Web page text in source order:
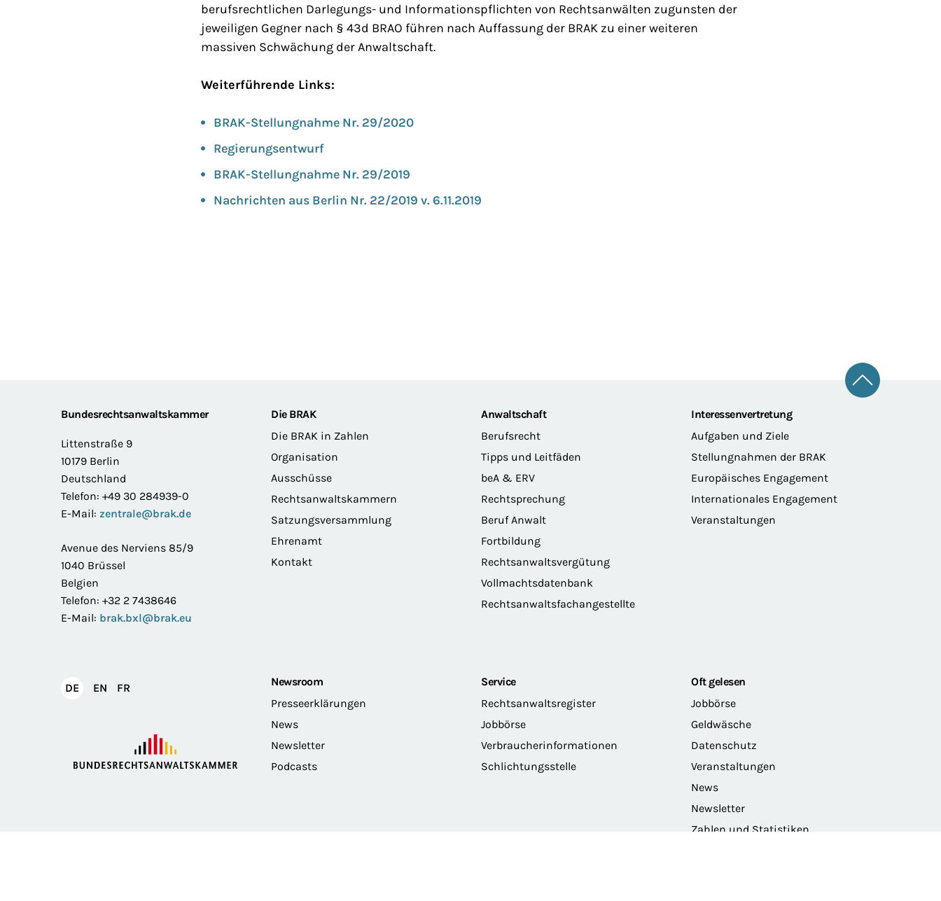
berufsrechtlichen Darlegungs- und Informationspflichten von Rechtsanwälten zugunsten der
jeweiligen Gegner nach § 43d BRAO führen nach Auffassung der BRAK zu einer weiteren
massiven Schwächung der Anwaltschaft.
Weiterführende Links:
BRAK-Stellungnahme Nr. 29/2020
Regierungsentwurf
BRAK-Stellungnahme Nr. 29/2019
Nachrichten aus Berlin Nr. 22/2019 v. 6.11.2019
Footer
Zum
Bundesrechtsanwaltskammer
Littenstraße 9
10179 Berlin
Deutschland
Telefon: +49 30 284939-0
E-Mail: zentrale@brak.de
Avenue des Nerviens 85/9
1040 Brüssel
Belgien
Telefon: +32 2 7438646
E-Mail: brak.bxl@brak.eu
Die BRAK
Die BRAK in Zahlen
Organisation
Ausschüsse
Rechtsanwaltskammern
Satzungsversammlung
Ehrenamt
Kontakt
Anwaltschaft
Berufsrecht
Tipps und Leitfäden
beA & ERV
Rechtsprechung
Beruf Anwalt
Fortbildung
Rechtsanwaltsvergütung
Vollmachtsdatenbank
Rechtsanwaltsfachangestellte
Interessenvertretung
Aufgaben und Ziele
Stellungnahmen der BRAK
Europäisches Engagement
Internationales Engagement
Veranstaltungen
DEDeutsch
EN English
FR
Newsroom
Presseerklärungen
News
Newsletter
Podcasts
Service
Rechtsanwaltsregister
Jobbörse
Verbraucherinformationen
Schlichtungsstelle
Oft gelesen
Jobbörse
Geldwäsche
Datenschutz
Veranstaltungen
News
Newsletter
Zahlen und Statistiken